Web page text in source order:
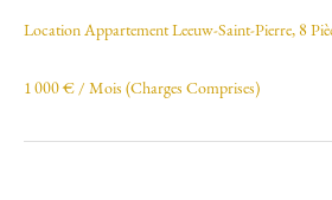
Location Appartement Leeuw-Saint-Pierre, 8
1 000 € / Mois (Charges Comprises)